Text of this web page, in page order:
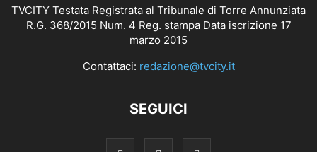
TVCITY Testata Registrata al Tribunale di Torre Annunziata
R.G. 368/2015 Num. 4 Reg. stampa Data iscrizione 17
marzo 2015
Contattaci: redazione@tvcity.it
SEGUICI